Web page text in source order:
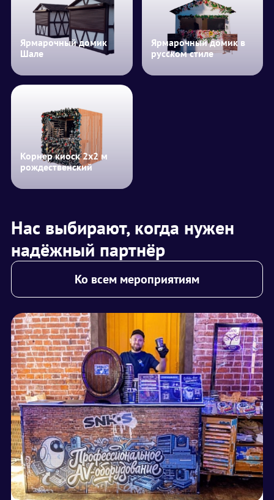
Ярмарочный домик
Шале
Ярмарочный домик в
русском стиле
Корнер киоск 2х2 м
рождественский
Нас выбирают, когда нужен
надёжный партнёр
Ко всем мероприятиям